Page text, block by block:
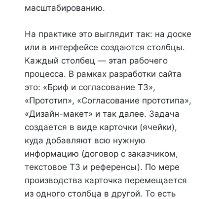
масштабированию.
На практике это выглядит так: на доске
или в интерфейсе создаются столбцы.
Каждый столбец — этап рабочего
процесса. В рамках разработки сайта
это: «Бриф и согласование ТЗ»,
«Прототип», «Согласование прототипа»,
«Дизайн-макет» и так далее. Задача
создается в виде карточки (ячейки),
куда добавляют всю нужную
информацию (договор с заказчиком,
текстовое ТЗ и референсы). По мере
производства карточка перемещается
из одного столбца в другой. То есть